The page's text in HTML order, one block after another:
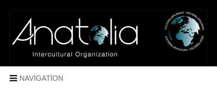
NAVIGATION